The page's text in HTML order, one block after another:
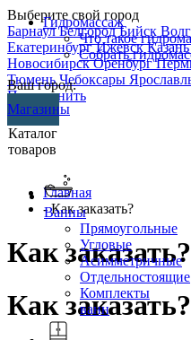
Выберите свой город
БарнаулБелгородБийск
ЕкатеринбургИжевск
НовосибирскОренбург
ТюменьЧебоксары
Перезвонить
Гидромассаж
Что такое
Собрать
Ваш город:
Магазины
Каталог
товаров
Ванны
Прямоугольные
Угловые
Асимметричные
Отдельностоящие
Комплекты
ванн
Главная
- Как заказать?
Как заказать?
Как заказать?